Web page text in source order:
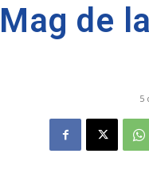
de
5